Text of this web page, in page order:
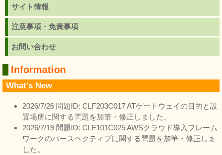
サイト情報
注意事項・免責事項
お問い合わせ
Information
What's New
2026/7/26 問題ID: CLF203C017 ATゲートウェイの目的と設
置場所に関する問題を加筆・修正しました。
2026/7/19 問題ID: CLF101C025 AWSクラウド導入フレーム
ワークのパースペクティブに関する問題を加筆・修正しま
した。